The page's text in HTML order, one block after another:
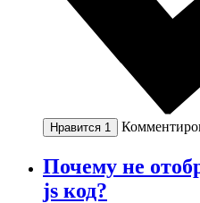
Нравится 1
Почему не
js код?